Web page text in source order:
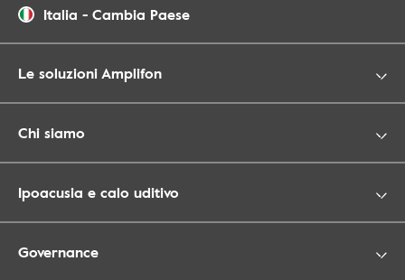
Italia - Cambia Paese
Le soluzioni Amplifon
Chi siamo
Ipoacusia e calo uditivo
Governance